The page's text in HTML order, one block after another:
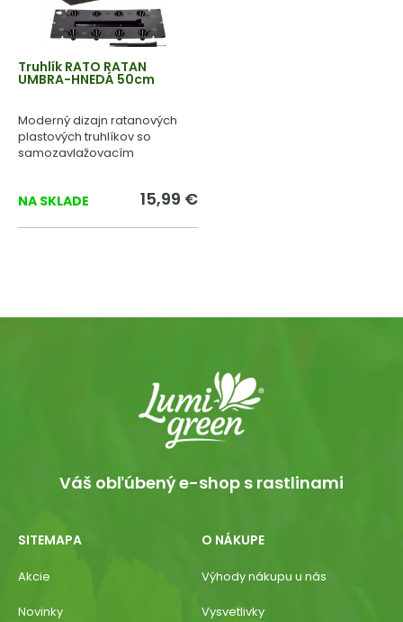
Truhlík RATO RATAN
UMBRA-HNEDÁ 50cm
Moderný dizajn ratanových
plastových truhlíkov so
samozavlažovacím
NA SKLADE 15,99 €
Váš obľúbený e-shop s rastlinami
SITEMAPA
Akcie
Novinky
O NÁKUPE
Výhody nákupu u nás
Vysvetlivky